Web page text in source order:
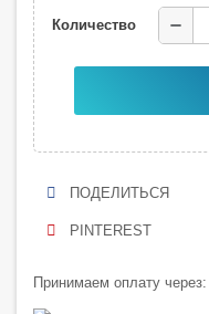
Количество remove
ПОДЕЛИТЬСЯ
PINTEREST
Принимаем оплату через: